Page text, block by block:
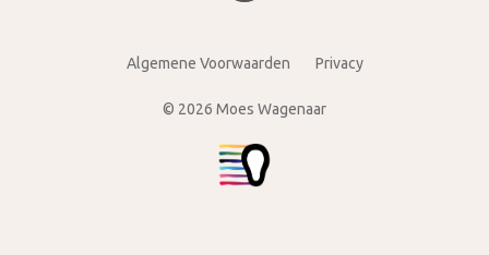
Algemene Voorwaarden Privacy
© 2026 Moes Wagenaar